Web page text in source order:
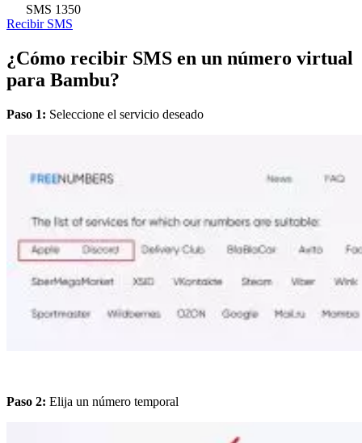
SMS 1350
Recibir SMS
¿Cómo recibir SMS en un número virtual
para Bambu?
Paso 1: Seleccione el servicio deseado
Paso 2: Elija un número temporal